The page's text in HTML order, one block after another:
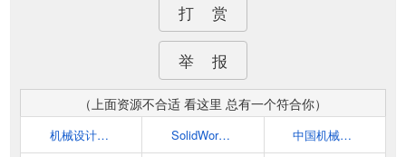
打 赏
举 报
（上面资源不合适 看这里 总有一个符合你）
机械设计工程师网 SolidWorks机械工程师论坛——中国最大的SolidWorks技术交流平台 中国机械社区